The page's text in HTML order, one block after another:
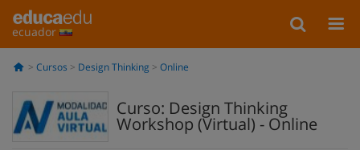
ecuador
Cursos Design Thinking Online
Curso: Design Thinking
Workshop (Virtual) - Online